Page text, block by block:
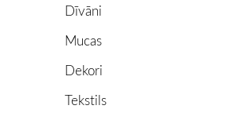
Dīvāni
Mucas
Dekori
Tekstils